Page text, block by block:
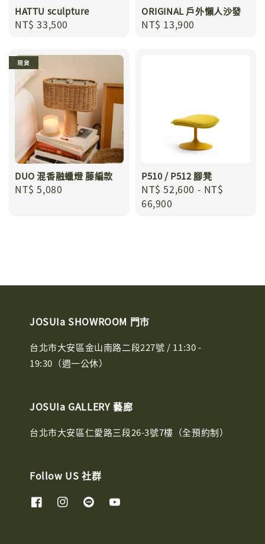
HATTU sculpture
Regular
NT$ 33,500
ORIGINAL 戶外懶人沙發
Regular
NT$ 13,900
現貨
DUO 混香融蠟燈 藤編款
Regular
NT$ 5,080
P510 / P512 腳凳
Regular
price
NT$ 52,600 - NT$
66,900
JOSUIa SHOWROOM 門市
台北市大安區金山南路二段227號 / 11:30 -
19:30（週一公休）
JOSUIa GALLERY 藝廊
台北市大安區仁愛路三段26-3號7樓（全預約制）
Follow US 社群